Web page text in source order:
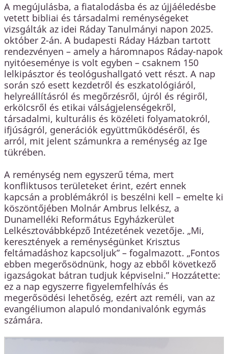
A megújulásba, a fiatalodásba és az újjáéledésbe
vetett bibliai és társadalmi reménységeket
vizsgálták az idei Ráday Tanulmányi napon 2025.
október 2-án. A budapesti Ráday Házban tartott
rendezvényen – amely a háromnapos Ráday-napok
nyitóeseménye is volt egyben – csaknem 150
lelkipásztor és teológushallgató vett részt. A nap
során szó esett kezdetről és eszkatológiáról,
helyreállításról és megőrzésről, újról és régiről,
erkölcsről és etikai válságjelenségekről,
társadalmi, kulturális és közéleti folyamatokról,
ifjúságról, generációk együttműködéséről, és
arról, mit jelent számunkra a reménység az Ige
tükrében.
A reménység nem egyszerű téma, mert
konfliktusos területeket érint, ezért ennek
kapcsán a problémákról is beszélni kell – emelte ki
köszöntőjében Molnár Ambrus lelkész, a
Dunamelléki Református Egyházkerület
Lelkésztovábbképző Intézetének vezetője. „Mi,
keresztények a reménységünket Krisztus
feltámadáshoz kapcsoljuk” – fogalmazott. „Fontos
ebben megerősödnünk, hogy az ebből következő
igazságokat bátran tudjuk képviselni.” Hozzátette:
ez a nap egyszerre figyelemfelhívás és
megerősödési lehetőség, ezért azt reméli, van az
evangéliumon alapuló mondanivalónk egymás
számára.